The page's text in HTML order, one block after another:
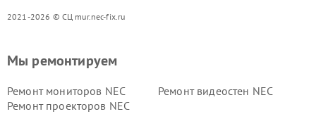
2021-2026 © СЦ mur.nec-fix.ru
Мы ремонтируем
Ремонт мониторов NEC
Ремонт видеостен NEC
Ремонт проекторов NEC